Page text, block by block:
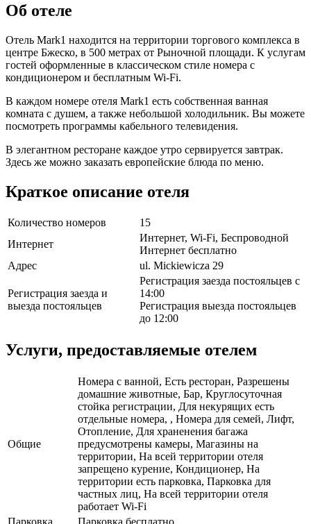
Об отеле
Отель Mark1 находится на территории торгового комплекса в
центре Бжеско, в 500 метрах от Рыночной площади. К услугам
гостей оформленные в классическом стиле номера с
кондиционером и бесплатным Wi-Fi.
В каждом номере отеля Mark1 есть собственная ванная
комната с душем, а также небольшой холодильник. Вы можете
посмотреть программы кабельного телевидения.
В элегантном ресторане каждое утро сервируется завтрак.
Здесь же можно заказать европейские блюда по меню.
Краткое описание отеля
Количество номеров
15
Интернет
Интернет, Wi-Fi, Беспроводной
Интернет бесплатно
Адрес
ul. Mickiewicza 29
Регистрация заезда и
выезда постояльцев
Регистрация заезда постояльцев с
14:00
Регистрация выезда постояльцев
до 12:00
Услуги, предоставляемые отелем
Общие
Номера с ванной, Есть ресторан, Разрешены
домашние животные, Бар, Круглосуточная
стойка регистрации, Для некурящих есть
отдельные номера, , Номера для семей, Лифт,
Отопление, Для храненения багажа
предусмотрены камеры, Магазины на
территории, На всей территории отеля
запрещено курение, Кондиционер, На
территории есть парковка, Парковка для
частных лиц, На всей территории отеля
работает Wi-Fi